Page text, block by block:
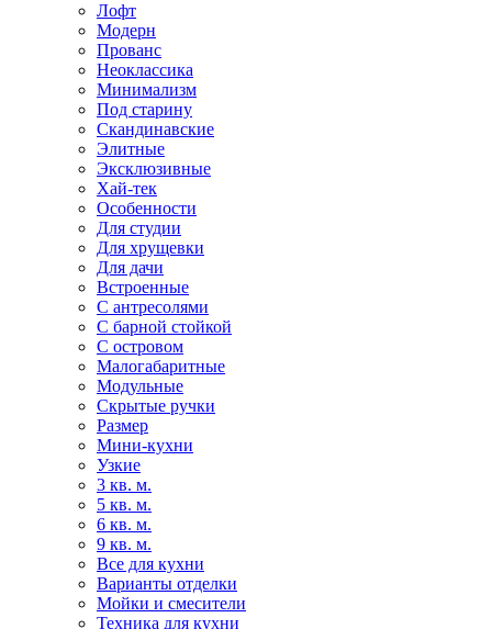
Лофт
Модерн
Прованс
Неоклассика
Минимализм
Под старину
Скандинавские
Элитные
Эксклюзивные
Хай-тек
Особенности
Для студии
Для хрущевки
Для дачи
Встроенные
С антресолями
С барной стойкой
С островом
Малогабаритные
Модульные
Скрытые ручки
Размер
Мини-кухни
Узкие
3 кв. м.
5 кв. м.
6 кв. м.
9 кв. м.
Все для кухни
Варианты отделки
Мойки и смесители
Техника для кухни